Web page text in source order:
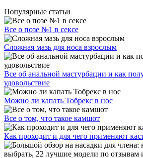
Популярные статьи
Все о позе №1 в сексе
Сложная мазь для носа взрослым
Все об анальной мастурбации и как
удовольствие
Можно ли капать Тобрекс в нос
Все о том, что такое камшот
Как проходит и для чего применяют